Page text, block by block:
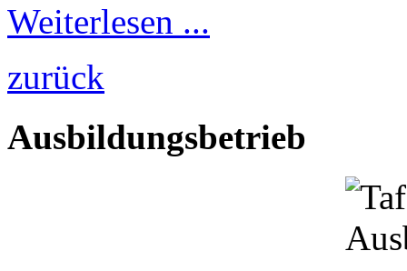
Weiterlesen ...
zurück
Ausbildungsbetrieb